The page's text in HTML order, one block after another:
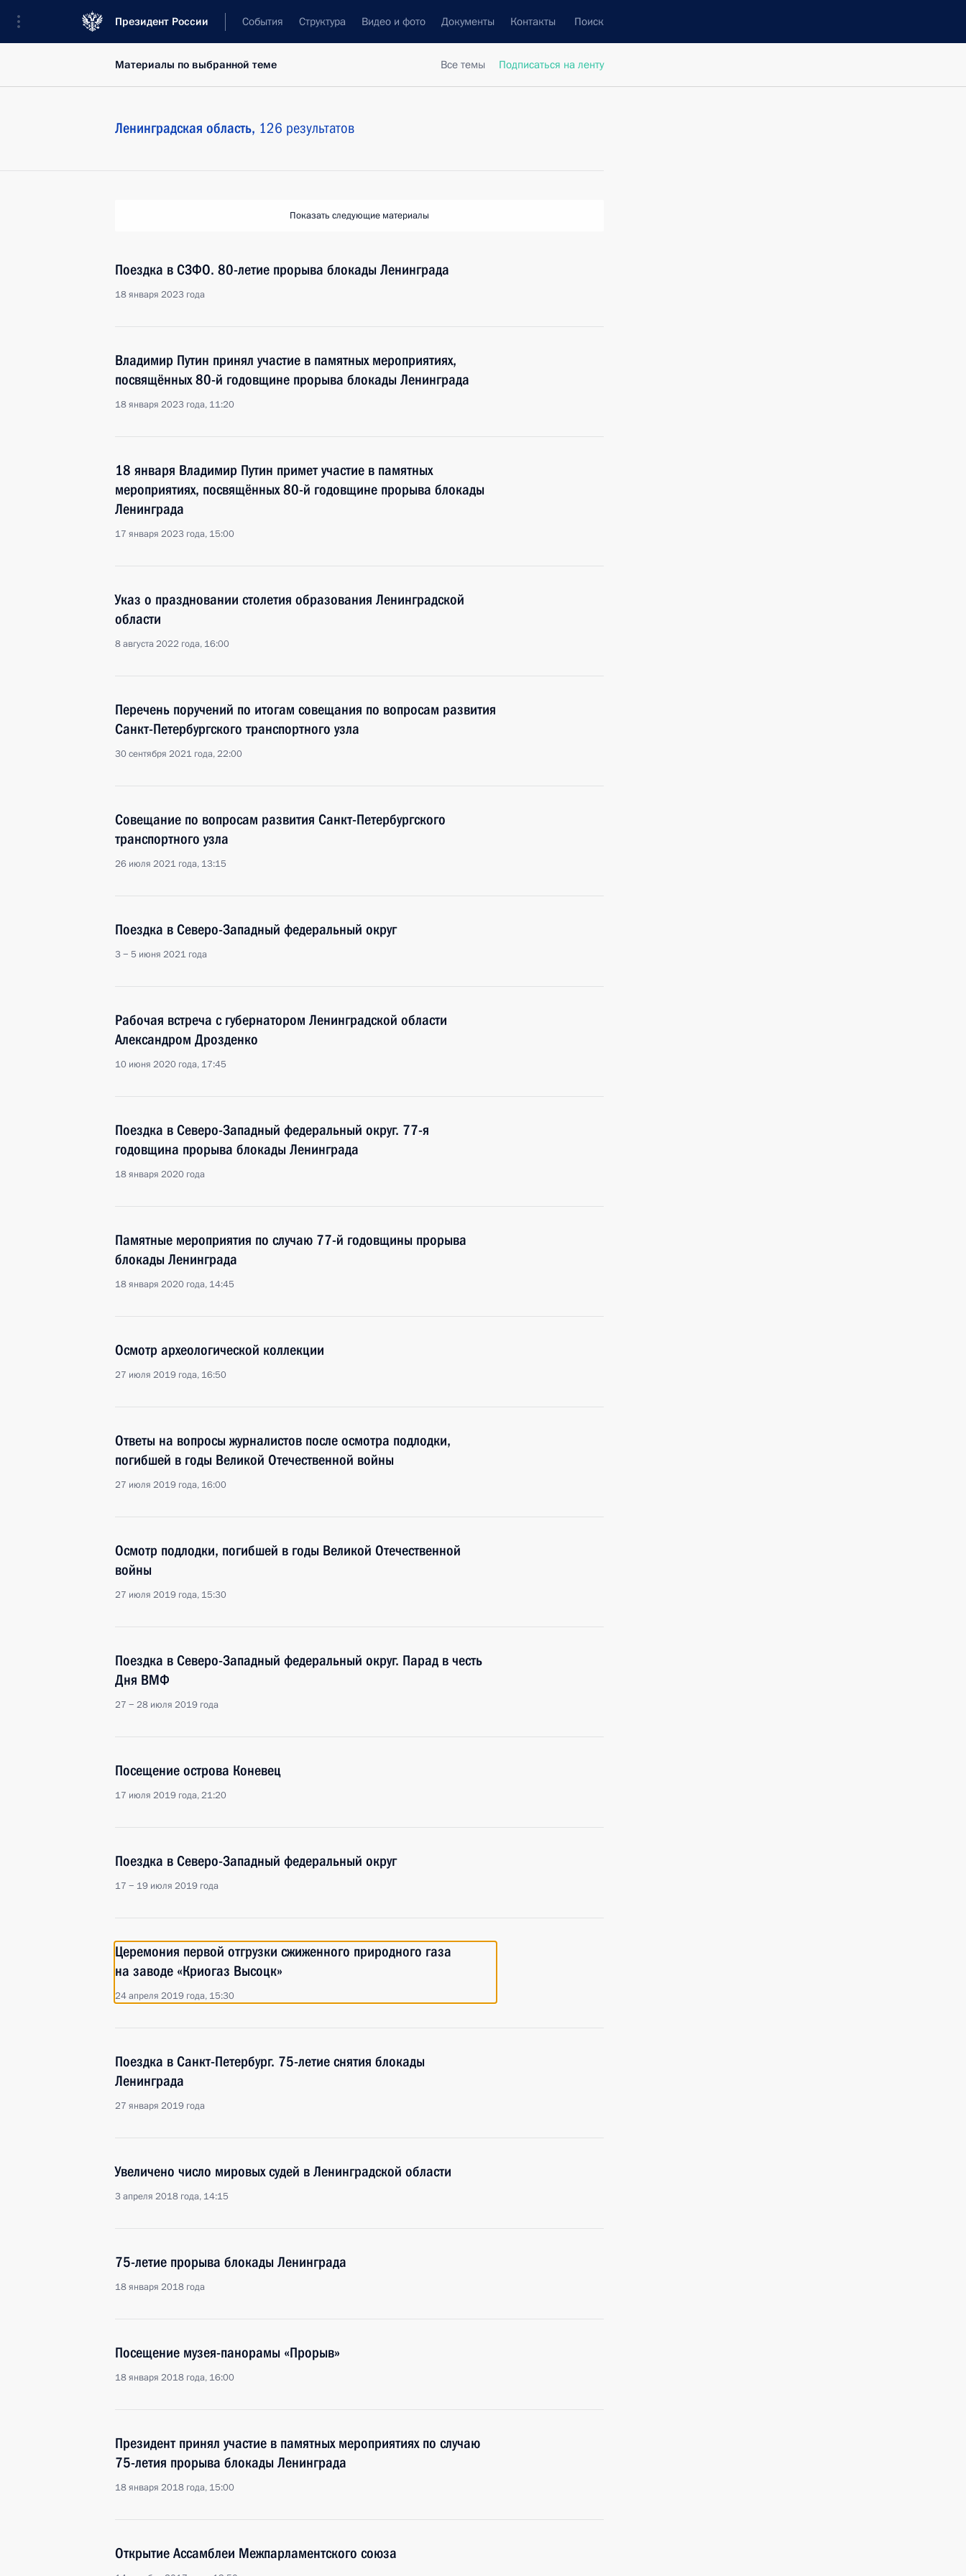
Президент России События Структура Видео и фото Документы Контакты Поиск
Все темы Подписаться на ленту
Материалы по выбранной теме
Ленинградская область, 126 результатов
Показать следующие материалы
Поездка в СЗФО. 80-летие прорыва блокады Ленинграда
18 января 2023 года
Владимир Путин принял участие в памятных мероприятиях,
посвящённых 80-й годовщине прорыва блокады Ленинграда
18 января 2023 года, 11:20
18 января Владимир Путин примет участие в памятных
мероприятиях, посвящённых 80-й годовщине прорыва блокады
Ленинграда
17 января 2023 года, 15:00
Указ о праздновании столетия образования Ленинградской
области
8 августа 2022 года, 16:00
Перечень поручений по итогам совещания по вопросам развития
Санкт-Петербургского транспортного узла
30 сентября 2021 года, 22:00
Совещание по вопросам развития Санкт-Петербургского
транспортного узла
26 июля 2021 года, 13:15
Поездка в Северо-Западный федеральный округ
3 − 5 июня 2021 года
Рабочая встреча с губернатором Ленинградской области
Александром Дрозденко
10 июня 2020 года, 17:45
Поездка в Северо-Западный федеральный округ. 77-я
годовщина прорыва блокады Ленинграда
18 января 2020 года
Памятные мероприятия по случаю 77-й годовщины прорыва
блокады Ленинграда
18 января 2020 года, 14:45
Осмотр археологической коллекции
27 июля 2019 года, 16:50
Ответы на вопросы журналистов после осмотра подлодки,
погибшей в годы Великой Отечественной войны
27 июля 2019 года, 16:00
Осмотр подлодки, погибшей в годы Великой Отечественной
войны
27 июля 2019 года, 15:30
Поездка в Северо-Западный федеральный округ. Парад в честь
Дня ВМФ
27 − 28 июля 2019 года
Посещение острова Коневец
17 июля 2019 года, 21:20
Поездка в Северо-Западный федеральный округ
17 − 19 июля 2019 года
Церемония первой отгрузки сжиженного природного газа
на заводе «Криогаз Высоцк»
24 апреля 2019 года, 15:30
Поездка в Санкт-Петербург. 75-летие снятия блокады
Ленинграда
27 января 2019 года
Увеличено число мировых судей в Ленинградской области
3 апреля 2018 года, 14:15
75-летие прорыва блокады Ленинграда
18 января 2018 года
Посещение музея-панорамы «Прорыв»
18 января 2018 года, 16:00
Президент принял участие в памятных мероприятиях по случаю
75-летия прорыва блокады Ленинграда
18 января 2018 года, 15:00
Открытие Ассамблеи Межпарламентского союза